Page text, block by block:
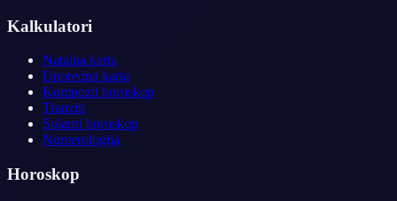
Kalkulatori
Natalna karta
Uporedna karta
Kompozit horoskop
Tranziti
Solarni horoskop
Numerologija
Horoskop